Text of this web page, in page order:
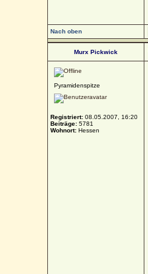
Nach oben
Murx Pickwick
Pyramidenspitze
Registriert: 08.05.2007, 16:20
Beiträge: 5781
Wohnort: Hessen